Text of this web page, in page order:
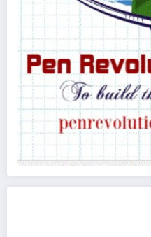
حلم) للكاتبة لين هاجر